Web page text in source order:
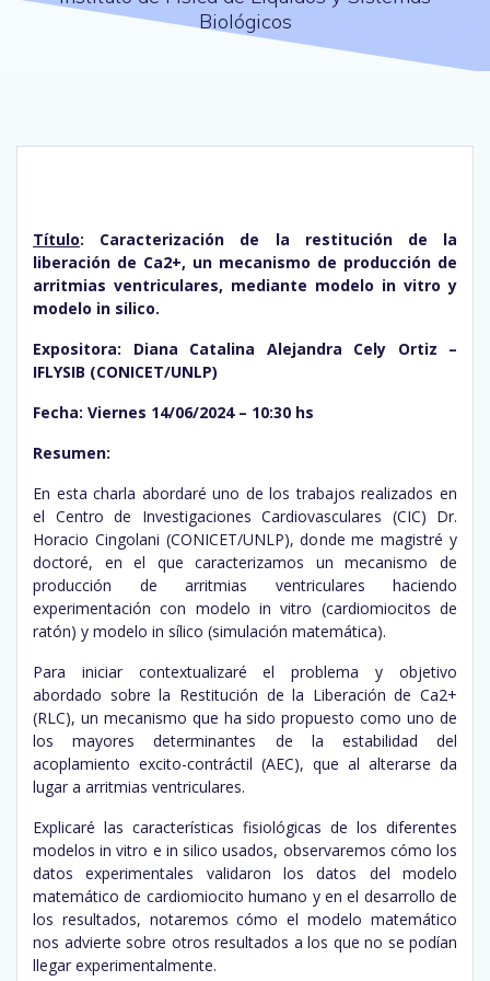
Biológicos
Título: Caracterización de la restitución de la
liberación de Ca2+, un mecanismo de producción de
arritmias ventriculares, mediante modelo in vitro y
modelo in silico.
Expositora: Diana Catalina Alejandra Cely Ortiz –
IFLYSIB (CONICET/UNLP)
Fecha: Viernes 14/06/2024 – 10:30 hs
Resumen:
En esta charla abordaré uno de los trabajos realizados en
el Centro de Investigaciones Cardiovasculares (CIC) Dr.
Horacio Cingolani (CONICET/UNLP), donde me magistré y
doctoré, en el que caracterizamos un mecanismo de
producción de arritmias ventriculares haciendo
experimentación con modelo in vitro (cardiomiocitos de
ratón) y modelo in sílico (simulación matemática).
Para iniciar contextualizaré el problema y objetivo
abordado sobre la Restitución de la Liberación de Ca2+
(RLC), un mecanismo que ha sido propuesto como uno de
los mayores determinantes de la estabilidad del
acoplamiento excito-contráctil (AEC), que al alterarse da
lugar a arritmias ventriculares.
Explicaré las características fisiológicas de los diferentes
modelos in vitro e in silico usados, observaremos cómo los
datos experimentales validaron los datos del modelo
matemático de cardiomiocito humano y en el desarrollo de
los resultados, notaremos cómo el modelo matemático
nos advierte sobre otros resultados a los que no se podían
llegar experimentalmente.